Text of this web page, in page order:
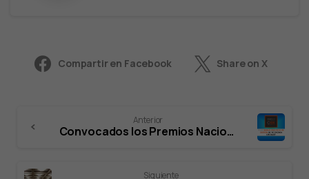
Compartir en Facebook Share on X
Anterior
Convocados los Premios Nacionales CEX a las Buenas Prácticas en Gestión – 2019
Siguiente